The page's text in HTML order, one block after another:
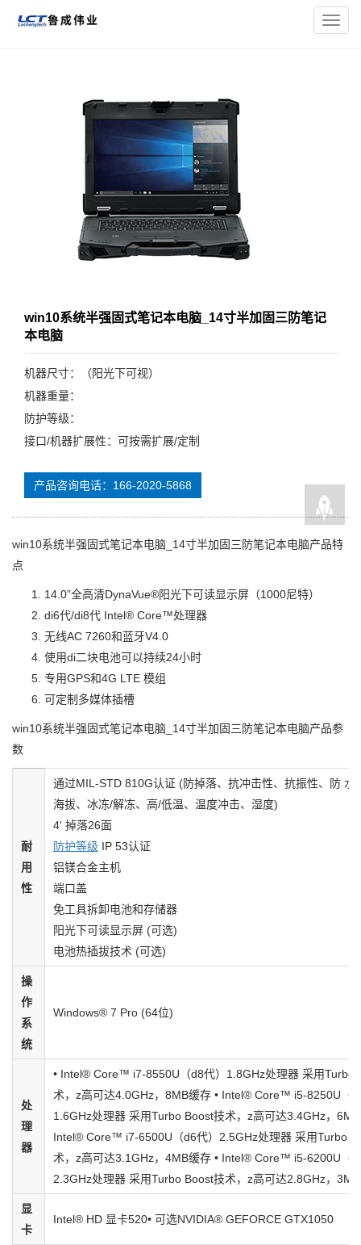
导
航
您的位置：主页
> win10系统半强
win10系统半强固式笔记本电脑_14寸半加固三防笔记
本电脑
机器尺寸：（阳光下可视）
机器重量：
防护等级：
接口/机器扩展性：可按需扩展/定制
产品咨询电话：166-2020-5868
win10系统半强固式笔记本电脑_14寸半加固三防笔记本电脑产品特
点
14.0”全高清DynaVue®阳光下可读显示屏（1000尼特）
di6代/di8代 Intel® Core™处理器
无线AC 7260和蓝牙V4.0
使用di二块电池可以持续24小时
专用GPS和4G LTE 模组
可定制多媒体插槽
win10系统半强固式笔记本电脑_14寸半加固三防笔记本电脑产品参
数
耐
用
性
通过MIL-STD 810G认证 (防掉落、抗冲击性、抗振性、防 水
海拔、冰冻/解冻、高/低温、温度冲击、湿度)
4' 掉落26面
防护等级 IP 53认证
铝镁合金主机
端口盖
免工具拆卸电池和存储器
阳光下可读显示屏 (可选)
电池热插拔技术 (可选)
操
作
系
统
Windows® 7 Pro (64位)
处
理
器
• Intel® Core™ i7-8550U（d8代）1.8GHz处理器 采用Turbo
术，z高可达4.0GHz，8MB缓存 • Intel® Core™ i5-8250U（
1.6GHz处理器 采用Turbo Boost技术，z高可达3.4GHz，6MB
Intel® Core™ i7-6500U（d6代）2.5GHz处理器 采用Turbo
术，z高可达3.1GHz，4MB缓存 • Intel® Core™ i5-6200U（
2.3GHz处理器 采用Turbo Boost技术，z高可达2.8GHz，
显
卡
Intel® HD 显卡520• 可选NVIDIA® GEFORCE GTX1050